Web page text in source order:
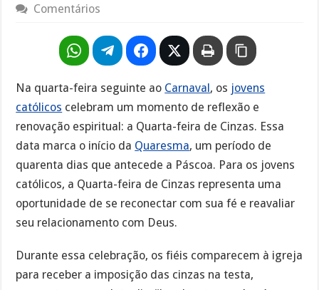
Comentários
Na quarta-feira seguinte ao Carnaval, os jovens
católicos celebram um momento de reflexão e
renovação espiritual: a Quarta-feira de Cinzas. Essa
data marca o início da Quaresma, um período de
quarenta dias que antecede a Páscoa. Para os jovens
católicos, a Quarta-feira de Cinzas representa uma
oportunidade de se reconectar com sua fé e reavaliar
seu relacionamento com Deus.
Durante essa celebração, os fiéis comparecem à igreja
para receber a imposição das cinzas na testa,